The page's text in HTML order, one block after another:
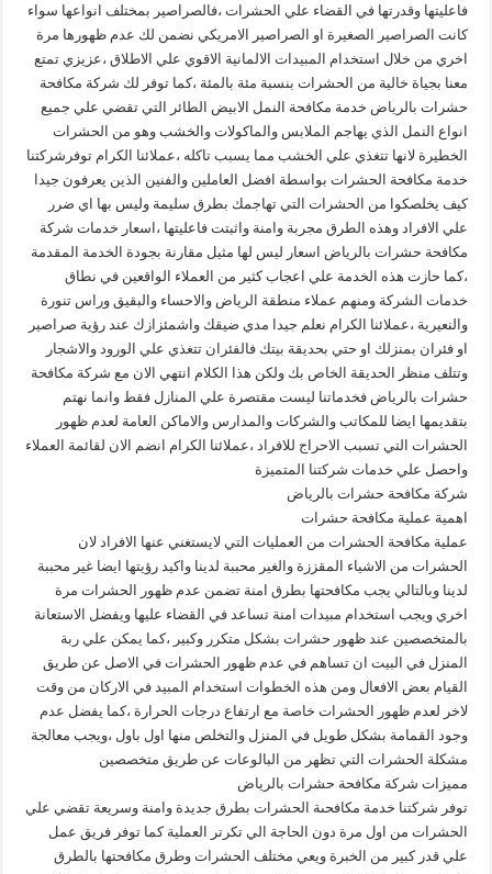
فاعليتها وقدرتها في القضاء علي الحشرات ،فالصراصير بمختلف انواعها سواء
كانت الصراصير الصغيرة او الصراصير الامريكي نضمن لك عدم ظهورها مرة
اخري من خلال استخدام المبيدات الالمانية الاقوي علي الاطلاق ،عزيزي تمتع
معنا بجياة خالية من الحشرات بنسبة مئة بالمئة ،كما توفر لك شركة مكافحة
حشرات بالرياض خدمة مكافحة النمل الابيض الطائر التي تقضي علي جميع
انواع النمل الذي يهاجم الملابس والماكولات والخشب وهو من الحشرات
الخطيرة لانها تتغذي علي الخشب مما يسبب تاكله ،عملائنا الكرام توفرشركتنا
خدمة مكافحة الحشرات بواسطة افضل العاملين والفنين الذين يعرفون جيدا
كيف يخلصكوا من الحشرات التي تهاجمك بطرق سليمة وليس بها اي ضرر
علي الافراد وهذه الطرق مجربة وامنة واثبتت فاعليتها ،اسعار خدمات شركة
مكافحة حشرات بالرياض اسعار ليس لها مثيل مقارنة بجودة الخدمة المقدمة
،كما حازت هذه الخدمة علي اعجاب كثير من العملاء الواقعين في نطاق
خدمات الشركة ومنهم عملاء منطقة الرياض والاحساء والبقيق وراس تنورة
والنعيرية ،عملائنا الكرام نعلم جيدا مدي ضيقك واشمئزازك عند رؤية صراصير
او فئران بمنزلك او حتي بحديقة بيتك فالفئران تتغذي علي الورود والاشجار
وتتلف منظر الحديقة الخاص بك ولكن هذا الكلام انتهي الان مع شركة مكافحة
حشرات بالرياض فخدماتنا ليست مقتصرة علي المنازل فقط وانما نهتم
بتقديمها ايضا للمكاتب والشركات والمدارس والاماكن العامة لعدم ظهور
الحشرات التي تسبب الاحراج للافراد ،عملائنا الكرام انضم الان لقائمة العملاء
واحصل علي خدمات شركتنا المتميزة
شركة مكافحة حشرات بالرياض
اهمية عملية مكافحة حشرات
عملية مكافحة الحشرات من العمليات التي لايستغني عنها الافراد لان
الحشرات من الاشياء المقززة والغير محببة لدينا واكيد رؤيتها ايضا غير محببة
لدينا وبالتالي يجب مكافحتها بطرق امنة تضمن عدم ظهور الحشرات مرة
اخري ويجب استخدام مبيدات امنة تساعد في القضاء عليها ويفضل الاستعانة
بالمتخصصين عند ظهور حشرات بشكل متكرر وكبير ،كما يمكن علي ربة
المنزل في البيت ان تساهم في عدم ظهور الحشرات في الاصل عن طريق
القيام بعض الافعال ومن هذه الخطوات استخدام المبيد في الاركان من وقت
لاخر لعدم ظهور الحشرات خاصة مع ارتفاع درجات الحرارة ،كما يفضل عدم
وجود القمامة بشكل طويل في المنزل والتخلص منها اول باول ،ويجب معالجة
مشكلة الحشرات التي تظهر من البالوعات عن طريق متخصصين
مميزات شركة مكافحة حشرات بالرياض
توفر شركتنا خدمة مكافحىة الحشرات بطرق جديدة وامنة وسريعة تقضي علي
الحشرات من اول مرة دون الحاجة الي تكرتر العملية كما توفر فريق عمل
علي قدر كبير من الخبرة ويعي مختلف الحشرات وطرق مكافحتها بالطرق